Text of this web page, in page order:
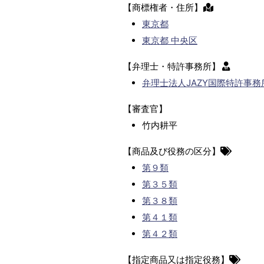
【商標権者・住所】
東京都
東京都 中央区
【弁理士・特許事務所】
弁理士法人JAZY国際特許事務
【審査官】
竹内耕平
【商品及び役務の区分】
第９類
第３５類
第３８類
第４１類
第４２類
【指定商品又は指定役務】